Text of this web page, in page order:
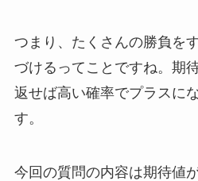
つまり、たくさんの勝負を
づけるってことですね。期
返せば高い確率でプラスに
す。
今回の質問の内容は期待値